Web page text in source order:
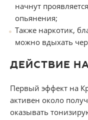
начнут
опьянения;
Также наркотик,
можно вдыхать
ДЕЙСТВИЕ
Первый эффект на
активен около
оказывать